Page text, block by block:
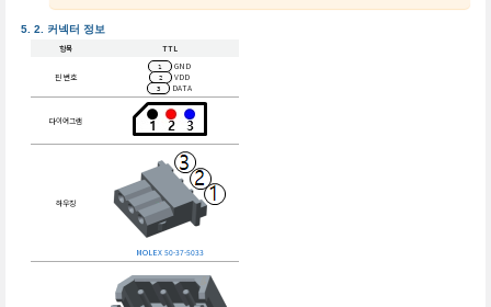
커넥터 정보
항목 TTL
핀 번호
1 GND
2 VDD
3 DATA
다이어그램
하우징
MOLEX 50-37-5033